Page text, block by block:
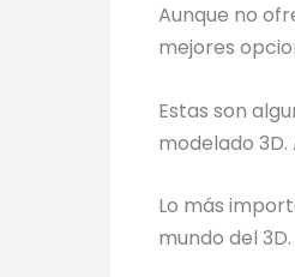
Aunque no
mejores
Estas son
modelado
Lo más
mundo del 3D.